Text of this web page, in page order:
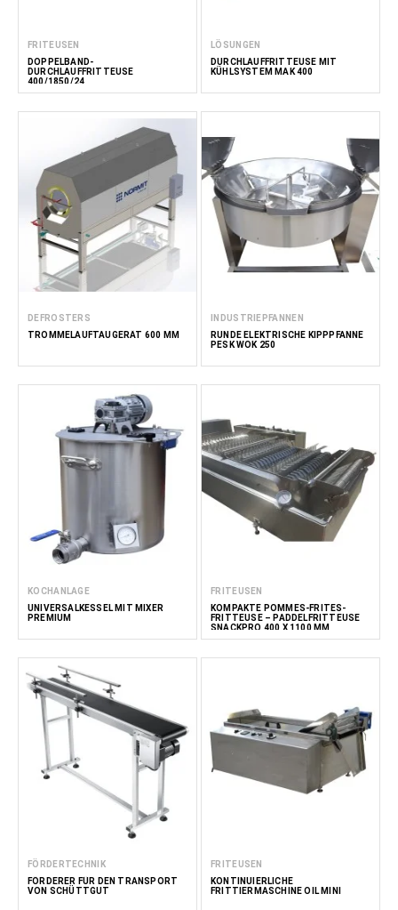
FRITEUSEN
DOPPELBAND-
DURCHLAUFFRITTEUSE
400/1850/24
LÖSUNGEN
DURCHLAUFFRITTEUSE MIT
KÜHLSYSTEM MAK 400
DEFROSTERS
TROMMELAUFTAUGERÄT 600 MM
INDUSTRIEPFANNEN
RUNDE ELEKTRISCHE KIPPPFANNE
PESK WOK 250
KOCHANLAGE
UNIVERSALKESSEL MIT MIXER
PREMIUM
FRITEUSEN
KOMPAKTE POMMES-FRITES-
FRITTEUSE – PADDELFRITTEUSE
SNACKPRO 400 X 1100 MM
FÖRDERTECHNIK
FÖRDERER FÜR DEN TRANSPORT
VON SCHÜTTGUT
FRITEUSEN
KONTINUIERLICHE
FRITTIERMASCHINE OIL MINI